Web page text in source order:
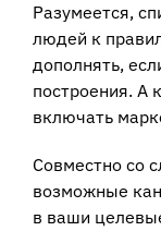
Разумеется,
людей к
дополнять,
построения. А
включать
Совместно со
возможные
в ваши